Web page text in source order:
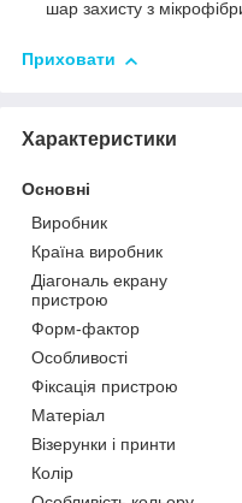
шар захисту з
Приховати
Характеристики
Основні
Виробник
Країна виробник
Діагональ екрану
пристрою
Форм-фактор
Особливості
Фіксація пристрою
Матеріал
Візерунки і принти
Колір